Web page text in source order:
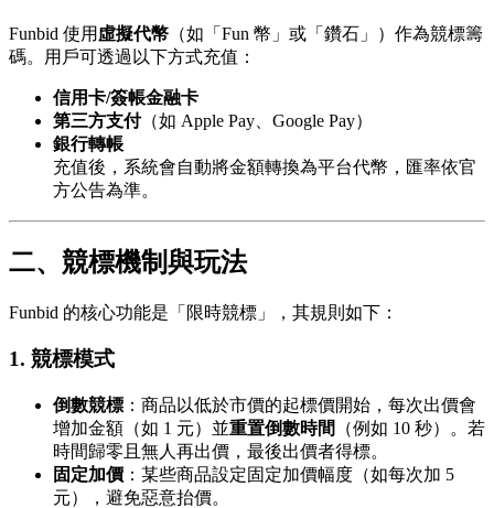
Funbid 使用 虛擬代幣 （如「Fun 幣」或「鑽石」）作為競標籌
碼。用戶可透過以下方式充值：
信用卡/簽帳金融卡
第三方支付（如 Apple Pay、Google Pay）
銀行轉帳
充值後，系統會自動將金額轉換為平台代幣，匯率依官
方公告為準。
二、競標機制與玩法
Funbid 的核心功能是「限時競標」，其規則如下：
1. 競標模式
倒數競標 ：商品以低於市價的起標價開始，每次出價會
增加金額（如 1 元）並重置倒數時間
（例如 10 秒）。若
時間歸零且無人再出價，最後出價者得標。
固定加價 ：某些商品設定固定加價幅度（如每次加 5
元），避免惡意抬價。